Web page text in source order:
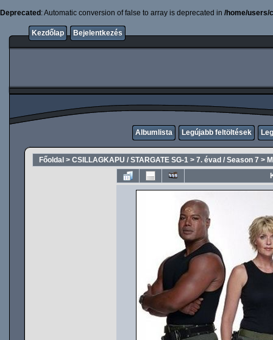
Deprecated : Automatic conversion of false to array is deprecated in /home/users/
Kezdőlap Bejelentkezés
Albumlista Legújabb feltöltések
Főoldal > CSILLAGKAPU / STARGATE SG-1 > 7. évad / Season 7 >